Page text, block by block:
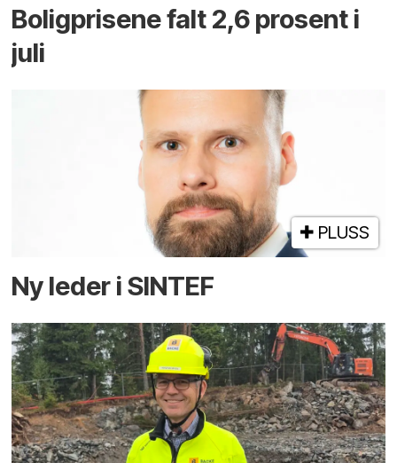
Boligprisene falt 2,6 prosent i
juli
PLUSS
Ny leder i SINTEF